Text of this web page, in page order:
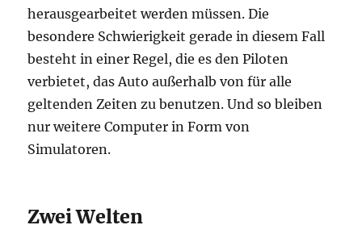
herausgearbeitet werden müssen. Die
besondere Schwierigkeit gerade in diesem Fall
besteht in einer Regel, die es den Piloten
verbietet, das Auto außerhalb von für alle
geltenden Zeiten zu benutzen. Und so bleiben
nur weitere Computer in Form von
Simulatoren.
Zwei Welten